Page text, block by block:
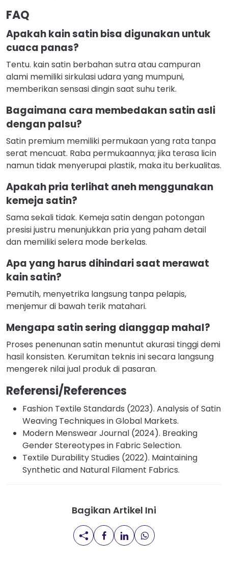
FAQ
Apakah kain satin bisa digunakan untuk
cuaca panas?
Tentu. kain satin berbahan sutra atau campuran
alami memiliki sirkulasi udara yang mumpuni,
memberikan sensasi dingin saat suhu terik.
Bagaimana cara membedakan satin asli
dengan palsu?
Satin premium memiliki permukaan yang rata tanpa
serat mencuat. Raba permukaannya; jika terasa licin
namun tidak menyerupai plastik, maka itu berkualitas.
Apakah pria terlihat aneh menggunakan
kemeja satin?
Sama sekali tidak. Kemeja satin dengan potongan
presisi justru menunjukkan pria yang paham detail
dan memiliki selera mode berkelas.
Apa yang harus dihindari saat merawat
kain satin?
Pemutih, menyetrika langsung tanpa pelapis,
menjemur di bawah terik matahari.
Mengapa satin sering dianggap mahal?
Proses penenunan satin menuntut akurasi tinggi demi
hasil konsisten. Kerumitan teknis ini secara langsung
mengerek nilai jual produk di pasaran.
Referensi/References
Fashion Textile Standards (2023). Analysis of Satin
Weaving Techniques in Global Markets.
Modern Menswear Journal (2024). Breaking
Gender Stereotypes in Fabric Selection.
Textile Durability Studies (2022). Maintaining
Synthetic and Natural Filament Fabrics.
Bagikan Artikel Ini